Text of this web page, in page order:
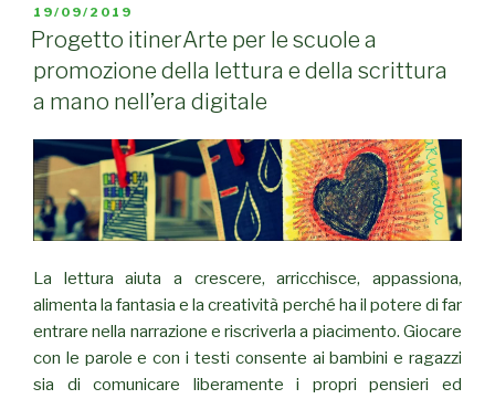
PUBBLICATO
IL
19/09/2019
Progetto itinerArte per le scuole a
promozione della lettura e della scrittura
a mano nell’era digitale
La lettura aiuta a crescere, arricchisce, appassiona,
alimenta la fantasia e la creatività perché ha il potere di far
entrare nella narrazione e riscriverla a piacimento. Giocare
con le parole e con i testi consente ai bambini e ragazzi
sia di comunicare liberamente i propri pensieri ed